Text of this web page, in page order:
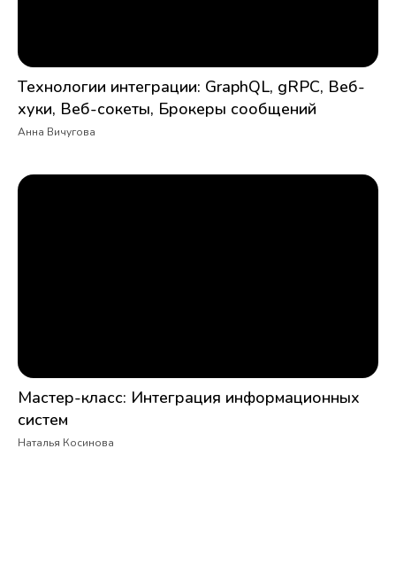
Технологии интеграции: GraphQL, gRPC, Веб-
хуки, Веб-сокеты, Брокеры сообщений
Анна Вичугова
Мастер-класс: Интеграция информационных
систем
Наталья Косинова